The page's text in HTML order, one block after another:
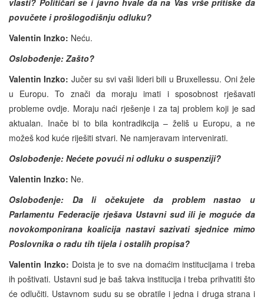
povučete i prošlogodišnju odluku?
Valentin Inzko: Neću.
Oslobođenje: Zašto?
Valentin Inzko: Jučer su svi vaši lideri bili u Bruxellessu. Oni žele
u Europu. To znači da moraju imati i sposobnost rješavati
probleme ovdje. Moraju naći rješenje i za taj problem koji je sad
aktualan. Inače bi to bila kontradikcija – želiš u Europu, a ne
možeš kod kuće riješiti stvari. Ne namjeravam intervenirati.
Oslobođenje: Nećete povući ni odluku o suspenziji?
Valentin Inzko: Ne.
Oslobođenje: Da li očekujete da problem nastao u
Parlamentu Federacije rješava Ustavni sud ili je moguće da
novokomponirana koalicija nastavi sazivati sjednice mimo
Poslovnika o radu tih tijela i ostalih propisa?
Valentin Inzko: Doista je to sve na domaćim institucijama i treba
ih poštivati. Ustavni sud je baš takva institucija i treba prihvatiti što
će odlučiti. Ustavnom sudu su se obratile i jedna i druga strana i